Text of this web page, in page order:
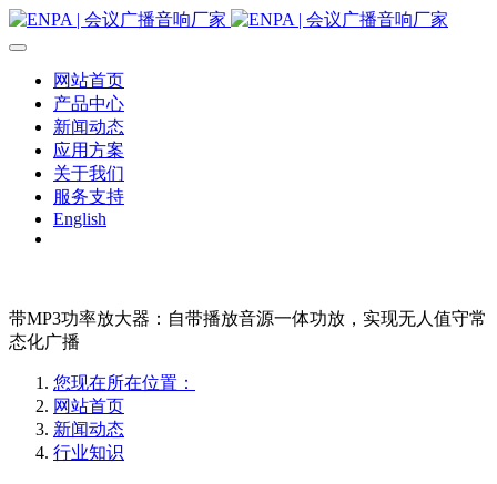
网站首页
产品中心
新闻动态
应用方案
关于我们
服务支持
English
带MP3功率放大器：自带播放音源一体功放，实现无人值守常
态化广播
您现在所在位置：
网站首页
新闻动态
行业知识